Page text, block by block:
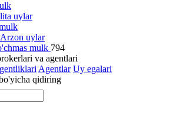
uylar
Arzon uylar
mulk 794
va agentlari
Agentlar Uy egalari
qidiring